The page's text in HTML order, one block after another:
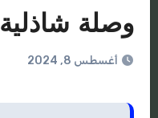
وصلة شاذلية
أغسطس 8, 2024